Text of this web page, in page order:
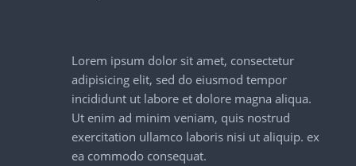
Lorem ipsum dolor sit amet, consectetur
adipisicing elit, sed do eiusmod tempor
incididunt ut labore et dolore magna aliqua.
Ut enim ad minim veniam, quis nostrud
exercitation ullamco laboris nisi ut aliquip. ex
ea commodo consequat.